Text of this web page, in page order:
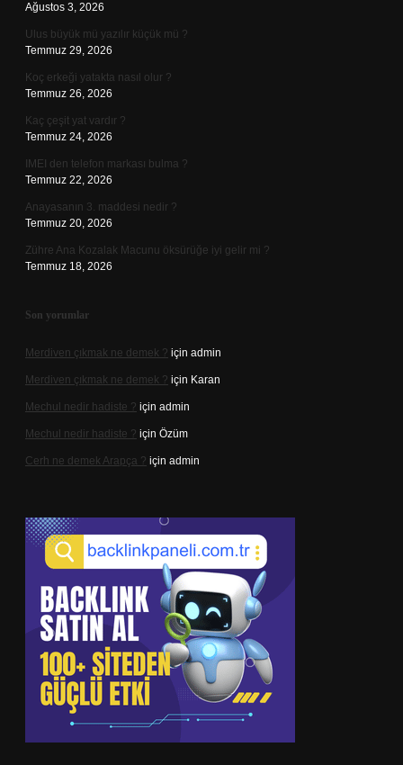
Ağustos 3, 2026
Ulus büyük mü yazılır küçük mü ?
Temmuz 29, 2026
Koç erkeği yatakta nasıl olur ?
Temmuz 26, 2026
Kaç çeşit yat vardır ?
Temmuz 24, 2026
IMEI den telefon markası bulma ?
Temmuz 22, 2026
Anayasanın 3. maddesi nedir ?
Temmuz 20, 2026
Zühre Ana Kozalak Macunu öksürüğe iyi gelir mi ?
Temmuz 18, 2026
Son yorumlar
Merdiven çıkmak ne demek ? için admin
Merdiven çıkmak ne demek ? için Karan
Mechul nedir hadiste ? için admin
Mechul nedir hadiste ? için Özüm
Cerh ne demek Arapça ? için admin